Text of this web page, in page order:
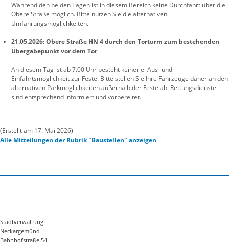
Während den beiden Tagen ist in diesem Bereich keine Durchfahrt über die
Obere Straße möglich. Bitte nutzen Sie die alternativen
Umfahrungsmöglichkeiten.
21.05.2026: Obere Straße HN 4 durch den Torturm zum bestehenden
Übergabepunkt vor dem Tor
An diesem Tag ist ab 7.00 Uhr besteht keinerlei Aus- und
Einfahrtsmöglichkeit zur Feste. Bitte stellen Sie Ihre Fahrzeuge daher an den
alternativen Parkmöglichkeiten außerhalb der Feste ab. Rettungsdienste
sind entsprechend informiert und vorbereitet.
(Erstellt am 17. Mai 2026)
Alle Mitteilungen der Rubrik "Baustellen" anzeigen
Stadtverwaltung
Neckargemünd
Bahnhofstraße 54